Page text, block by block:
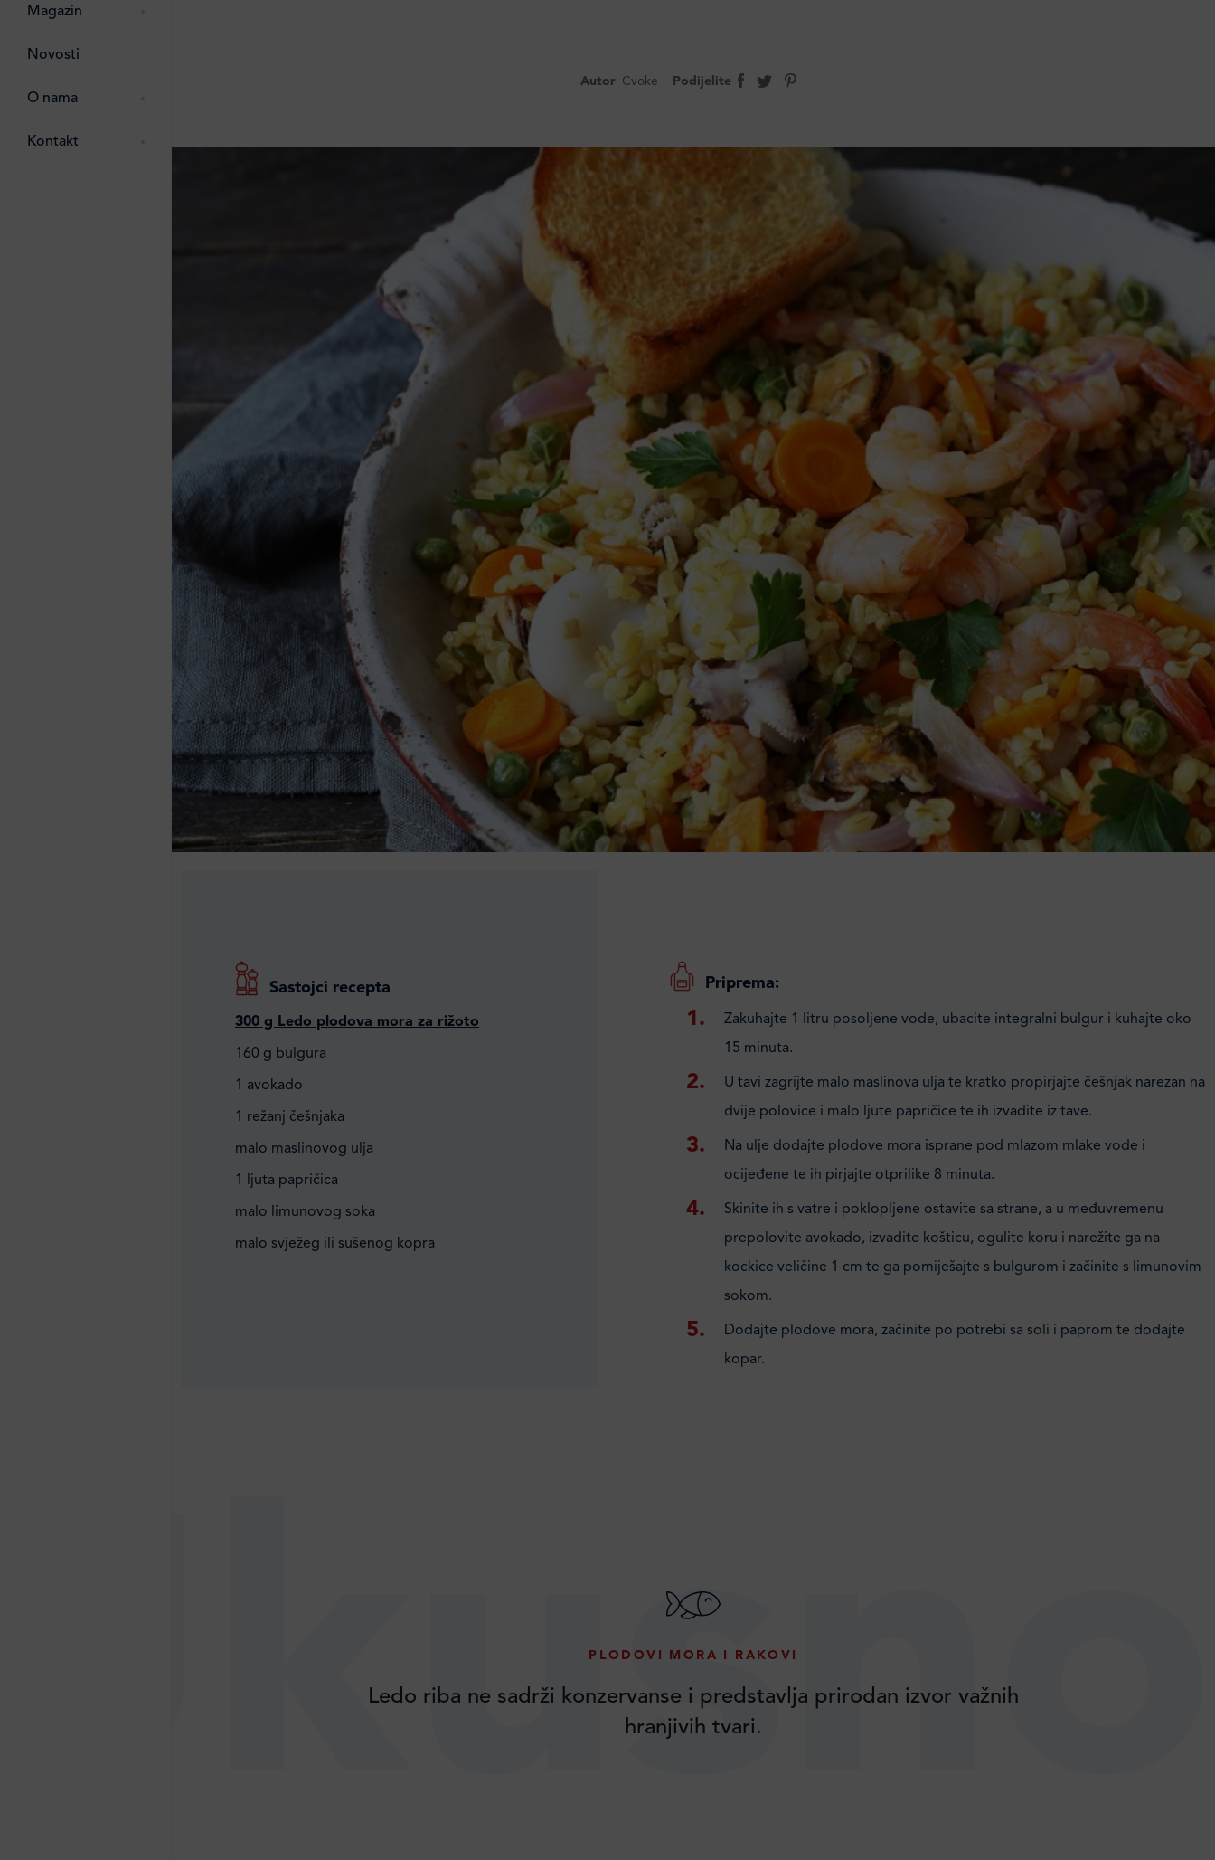
Magazin
Novosti
O nama
ostalo
Kontakt
Autor Cvoke Podijelite
Sastojci recepta
300 g Ledo plodova mora za rižoto
160 g bulgura
1 avokado
1 režanj češnjaka
malo maslinovog ulja
1 ljuta papričica
malo limunovog soka
malo svježeg ili sušenog kopra
Priprema:
Zakuhajte 1 litru posoljene vode, ubacite integralni bulgur i kuhajte oko
15 minuta.
U tavi zagrijte malo maslinova ulja te kratko propirjajte češnjak narezan na
dvije polovice i malo ljute papričice te ih izvadite iz tave.
Na ulje dodajte plodove mora isprane pod mlazom mlake vode i
ocijeđene te ih pirjajte otprilike 8 minuta.
Skinite ih s vatre i poklopljene ostavite sa strane, a u međuvremenu
prepolovite avokado, izvadite košticu, ogulite koru i narežite ga na
kockice veličine 1 cm te ga pomiješajte s bulgurom i začinite s limunovim
sokom.
Dodajte plodove mora, začinite po potrebi sa soli i paprom te dodajte
kopar.
PLODOVI MORA I RAKOVI
Ledo riba ne sadrži konzervanse i predstavlja prirodan izvor važnih
hranjivih tvari.